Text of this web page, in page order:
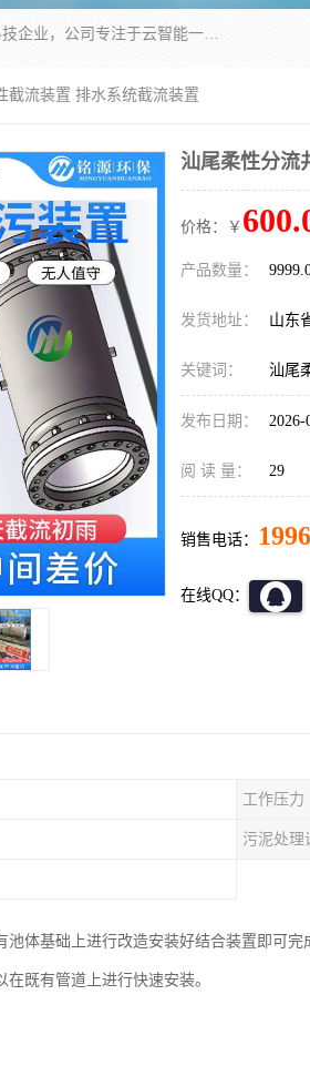
青岛铭源环保科技有限公司是一家专注于环保与智慧水务领域的先进科技企业，公司专注于云智能一体化HMPP预制泵站、智能截流井设备、调蓄池雨洪管理设备、水务循环利用、云智慧水务开发及新型环保技术研发等领域。
截流装置 排水系统截流装置
汕尾柔性分流
价格：￥
产品数量：
发货地址： 山东
关键词： 汕尾
发布日期： 2026-
阅 读 量： 29
销售电话：
在线QQ：
工作压力
污泥处理
池体基础上进行改造安装好结合装置即可
既有管道上进行快速安装。